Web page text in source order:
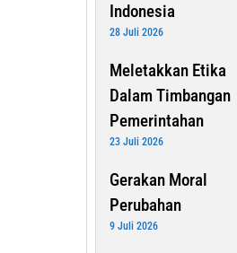
Indonesia
28 Juli 2026
Meletakkan Etika
Dalam Timbangan
Pemerintahan
23 Juli 2026
Gerakan Moral
Perubahan
9 Juli 2026